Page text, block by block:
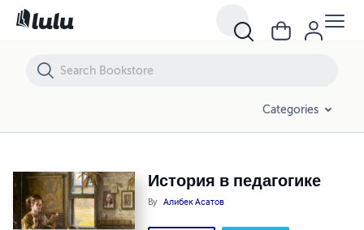
Categories
История в педагогике
By Алибек Асатов
История в педагогике